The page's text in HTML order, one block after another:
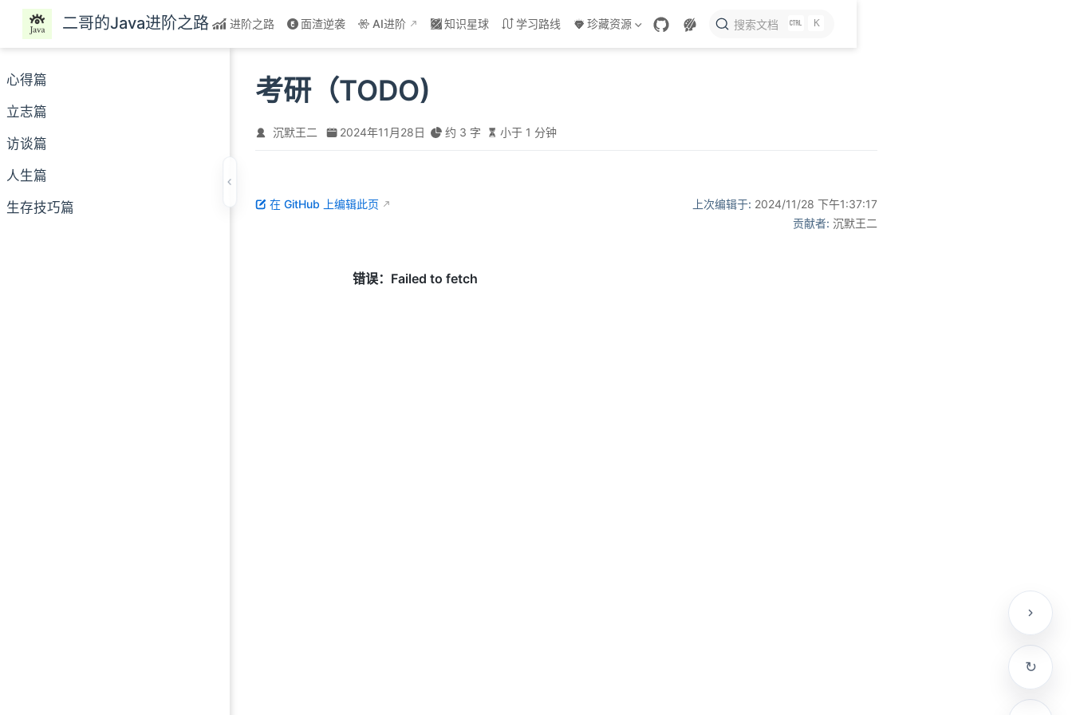
跳至主要內容
二哥的Java进阶之路 进阶之路 面渣逆袭 AI进阶 知识星球 学习路线 珍藏资源 搜索文档 K
心得篇
立志篇
访谈篇
人生篇
生存技巧篇
考研（TODO)
沉默王二 2024年11月28日 约 3 字 小于 1 分钟
在 GitHub 上编辑此页 上次编辑于: 2024/11/28 下午1:37:17
贡献者: 沉默王二